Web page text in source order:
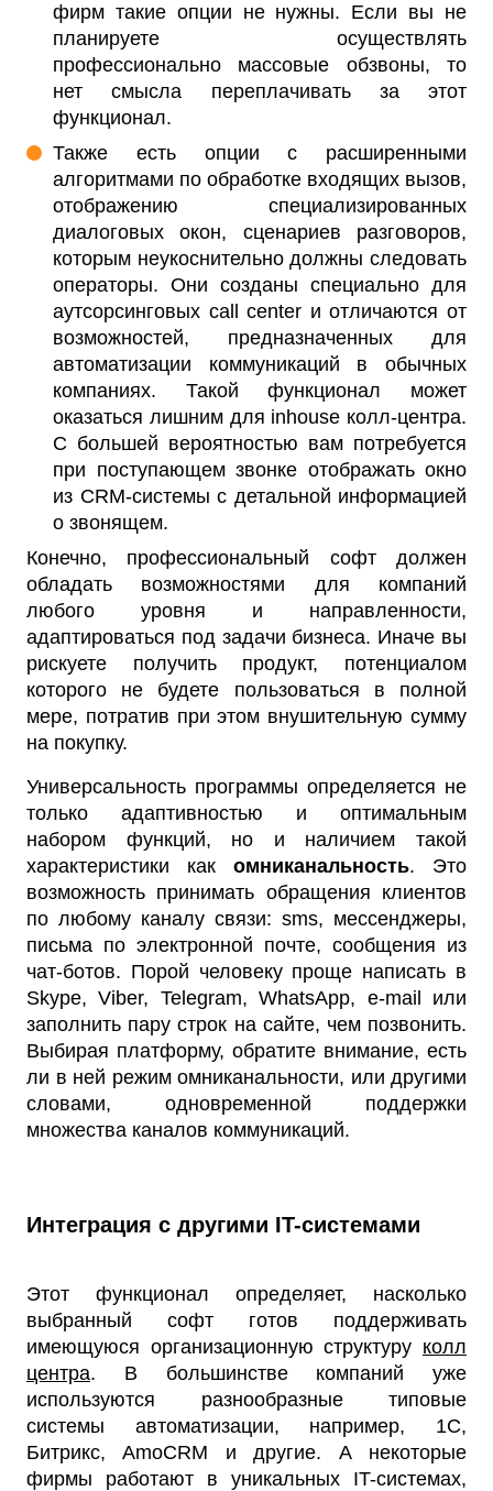
фирм такие опции не нужны. Если вы не
планируете осуществлять
профессионально массовые обзвоны, то
нет смысла переплачивать за этот
функционал.
Также есть опции с расширенными
алгоритмами по обработке входящих вызов,
отображению специализированных
диалоговых окон, сценариев разговоров,
которым неукоснительно должны следовать
операторы. Они созданы специально для
аутсорсинговых call center и отличаются от
возможностей, предназначенных для
автоматизации коммуникаций в обычных
компаниях. Такой функционал может
оказаться лишним для inhouse колл-центра.
С большей вероятностью вам потребуется
при поступающем звонке отображать окно
из CRM-системы с детальной информацией
о звонящем.
Конечно, профессиональный софт должен
обладать возможностями для компаний
любого уровня и направленности,
адаптироваться под задачи бизнеса. Иначе вы
рискуете получить продукт, потенциалом
которого не будете пользоваться в полной
мере, потратив при этом внушительную сумму
на покупку.
Универсальность программы определяется не
только адаптивностью и оптимальным
набором функций, но и наличием такой
характеристики как омниканальность. Это
возможность принимать обращения клиентов
по любому каналу связи: sms, мессенджеры,
письма по электронной почте, сообщения из
чат-ботов. Порой человеку проще написать в
Skype, Viber, Telegram, WhatsApp, e-mail или
заполнить пару строк на сайте, чем позвонить.
Выбирая платформу, обратите внимание, есть
ли в ней режим омниканальности, или другими
словами, одновременной поддержки
множества каналов коммуникаций.
Интеграция с другими IT-системами
Этот функционал определяет, насколько
выбранный софт готов поддерживать
имеющуюся организационную структуру колл
центра. В большинстве компаний уже
используются разнообразные типовые
системы автоматизации, например, 1С,
Битрикс, AmoCRM и другие. А некоторые
фирмы работают в уникальных IT-системах,